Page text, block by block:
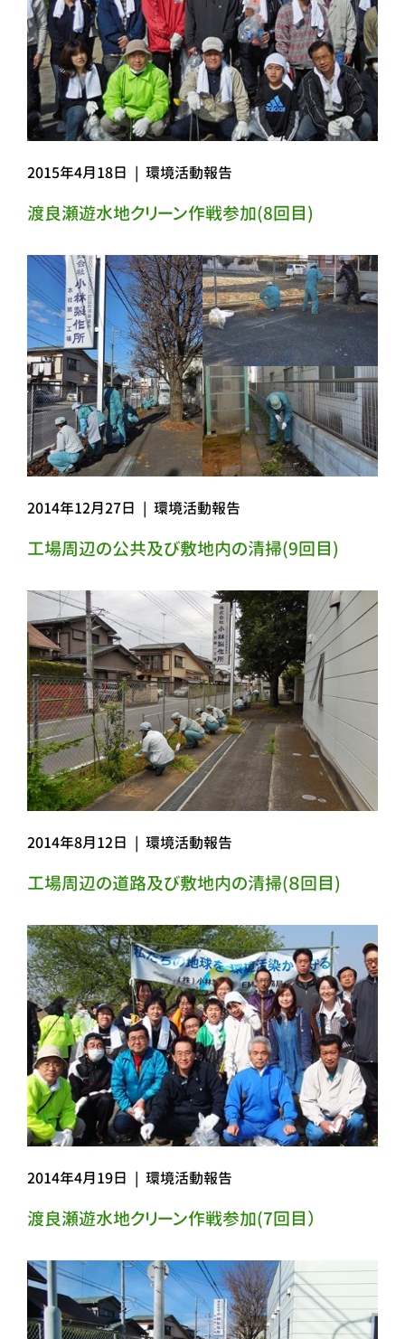
2015年4月18日 | 環境活動報告
渡良瀬遊水地クリーン作戦参加(8回目)
2014年12月27日 | 環境活動報告
工場周辺の公共及び敷地内の清掃(9回目)
2014年8月12日 | 環境活動報告
工場周辺の道路及び敷地内の清掃(８回目)
2014年4月19日 | 環境活動報告
渡良瀬遊水地クリーン作戦参加(7回目）